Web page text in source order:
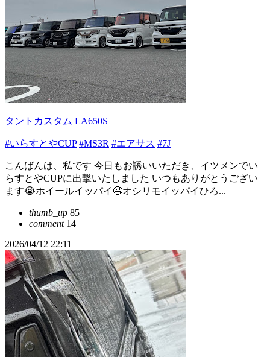
タントカスタム LA650S
#いらすとやCUP #MS3R #エアサス #7J
こんばんは、私です 今日もお誘いいただき、イツメンでい
らすとやCUPに出撃いたしました いつもありがとうござい
ます😭ホイールイッパイ🤤オシリモイッパイひろ...
thumb_up 85
comment14
2026/04/12 22:11